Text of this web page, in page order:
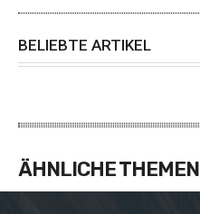
BELIEBTE ARTIKEL
ÄHNLICHE THEMEN